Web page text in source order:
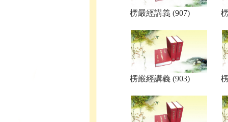
楞嚴經講義 (907)
楞嚴經講義 (903)